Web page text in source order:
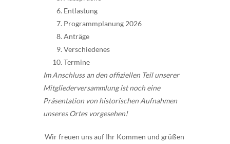
Entlastung
Programmplanung 2026
Anträge
Verschiedenes
Termine
Im Anschluss an den offiziellen Teil unserer
Mitgliederversammlung ist noch eine
Präsentation von historischen Aufnahmen
unseres Ortes vorgesehen!
Wir freuen uns auf Ihr Kommen und grüßen